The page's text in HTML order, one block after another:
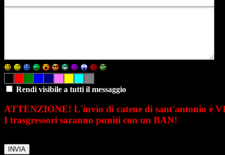
Rendi visibile a tutti il messaggio
ATTENZIONE! L'invio di catene di sant'antonio è
I trasgressori saranno puniti con un BAN!